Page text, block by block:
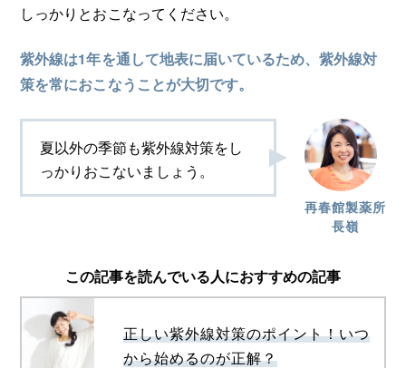
しっかりとおこなってください。
紫外線は1年を通して地表に届いているため、紫外線対
策を常におこなうことが大切です。
再春館製薬所
長嶺
夏以外の季節も紫外線対策をし
っかりおこないましょう。
この記事を読んでいる人におすすめの記事
正しい紫外線対策のポイント！いつ
から始めるのが正解？